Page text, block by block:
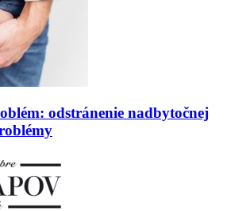
odstránenie nadbytočnej